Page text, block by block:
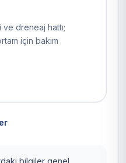
dreneaj hattı;
için bakım
bilgiler genel